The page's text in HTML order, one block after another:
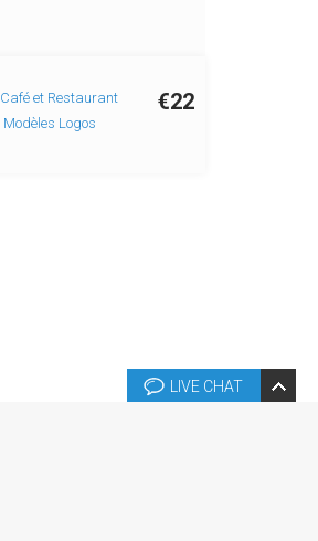
€22
Café et Restaurant
Modèles Logos
LIVE CHAT